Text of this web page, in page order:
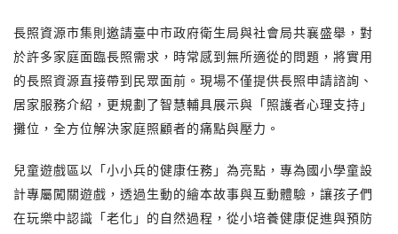
長照資源市集則邀請臺中市政府衛生局與社會局共襄盛舉，對
於許多家庭面臨長照需求，時常感到無所適從的問題，將實用
的長照資源直接帶到民眾面前。現場不僅提供長照申請諮詢、
居家服務介紹，更規劃了智慧輔具展示與「照護者心理支持」
攤位，全方位解決家庭照顧者的痛點與壓力。
兒童遊戲區以「小小兵的健康任務」為亮點，專為國小學童設
計專屬闖關遊戲，透過生動的繪本故事與互動體驗，讓孩子們
在玩樂中認識「老化」的自然過程，從小培養健康促進與預防